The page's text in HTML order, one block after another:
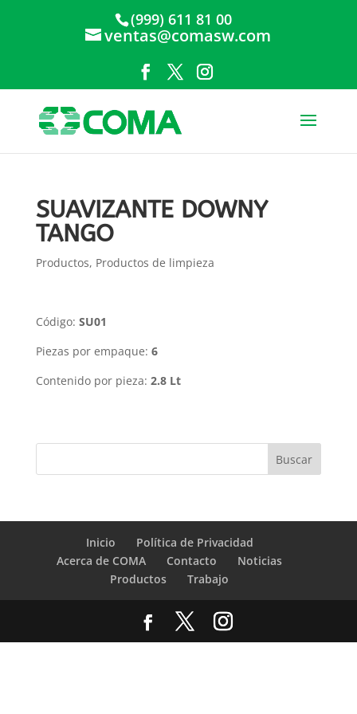
(999) 611 81 00
ventas@comasw.com
SUAVIZANTE DOWNY
TANGO
Productos, Productos de limpieza
Código: SU01
Piezas por empaque: 6
Contenido por pieza: 2.8 Lt
Inicio
Política de Privacidad
Acerca de COMA
Contacto
Noticias
Productos
Trabajo